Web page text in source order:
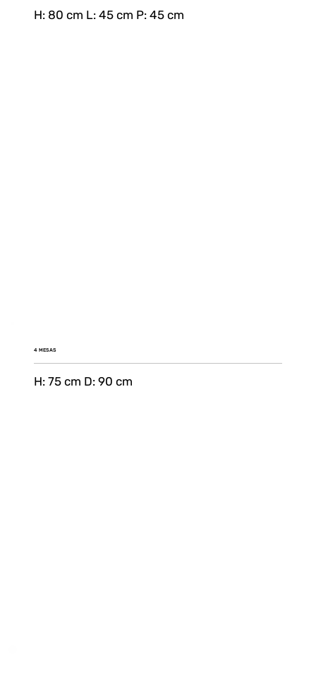
H: 80 cm L: 45 cm P: 45 cm
4 MESAS
H: 75 cm D: 90 cm